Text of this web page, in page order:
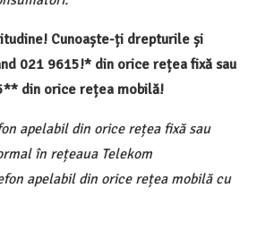
Cunoaște-ți drepturile și
021 9615!* din orice rețea fixă sau
din orice rețea mobilă!
apelabil din orice rețea fixă sau
în rețeaua Telekom
apelabil din orice rețea mobilă cu